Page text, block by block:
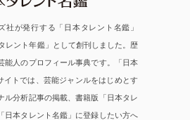
社が発行する「日本タレント名鑑」
レント年鑑」として創刊しました。歴
能人のプロフィール事典です。「日本
イトでは、芸能ジャンルをはじめとす
ル分析記事の掲載、書籍版「日本タレ
日本タレント名鑑」に登録したい方へ